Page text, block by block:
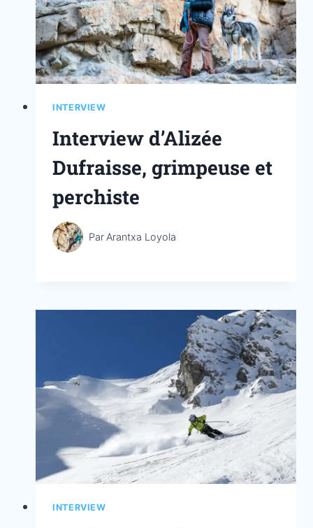
INTERVIEW
Interview d’Alizée
Dufraisse, grimpeuse et
perchiste
ParArantxa Loyola
INTERVIEW